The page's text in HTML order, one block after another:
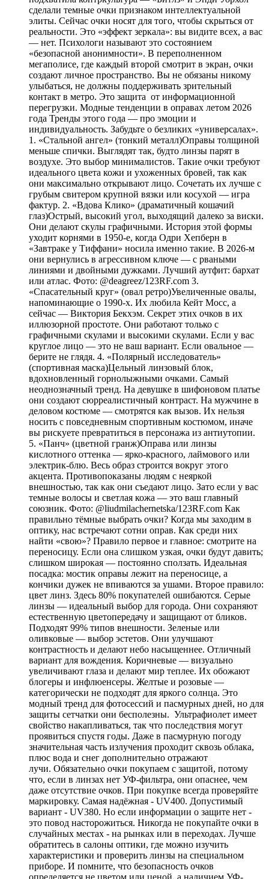
сделали темные очки признаком интеллектуальной
элиты. Сейчас очки носят для того, чтобы скрыться от
реальности. Это «эффект зеркала»: вы видите всех, а вас
— нет. Психологи называют это состоянием
«безопасной анонимности». В переполненном
мегаполисе, где каждый второй смотрит в экран, очки
создают личное пространство. Вы не обязаны никому
улыбаться, не должны поддерживать зрительный
контакт в метро. Это защита от информационной
перегрузки. Модные тенденции в оправах летом 2026
года Тренды этого года — про эмоции и
индивидуальность. Забудьте о безликих «универсалах».
1. «Стальной ангел» (тонкий металл)Оправы толщиной
меньше спички. Выглядят так, будто линзы парят в
воздухе. Это выбор минималистов. Такие очки требуют
идеального цвета кожи и ухоженных бровей, так как
они максимально открывают лицо. Сочетать их лучше с
грубым свитером крупной вязки или косухой — игра
фактур. 2. «Вдова Клико» (драматичный кошачий
глаз)Острый, высокий угол, выходящий далеко за виски.
Они делают скулы графичными. История этой формы
уходит корнями в 1950-е, когда Одри Хепберн в
«Завтраке у Тиффани» носила именно такие. В 2026-м
они вернулись в агрессивном ключе — с рваными
линиями и двойными дужками. Лучший аутфит: бархат
или атлас. Фото: @deagreez/123RF.com 3.
«Спасательный круг» (овал ретро)Увеличенные овалы,
напоминающие о 1990-х. Их любила Кейт Мосс, а
сейчас — Виктория Бекхэм. Секрет этих очков в их
иллюзорной простоте. Они работают только с
графичными скулами и высокими скулами. Если у вас
круглое лицо — это не ваш вариант. Если овальное —
берите не глядя. 4. «Полярный исследователь»
(спортивная маска)Цельный линзовый блок,
вдохновленный горнолыжными очками. Самый
неоднозначный тренд. На девушке в шифоновом платье
они создают сюрреалистичный контраст. На мужчине в
деловом костюме — смотрятся как вызов. Их нельзя
носить с повседневным спортивным костюмом, иначе
вы рискуете превратиться в персонажа из антиутопии.
5. «Панч» (цветной гранж)Оправа или линзы
кислотного оттенка — ярко-красного, лаймового или
электрик-блю. Весь образ строится вокруг этого
акцента. Противопоказаны людям с неяркой
внешностью, так как они съедают лицо. Зато если у вас
темные волосы и светлая кожа — это ваш главный
союзник. Фото: @liudmilachernetska/123RF.com Как
правильно тёмные выбрать очки? Когда мы заходим в
оптику, нас встречают сотни оправ. Как среди них
найти «свою»? Правило первое и главное: смотрите на
переносицу. Если она слишком узкая, очки будут давить;
слишком широкая — постоянно сползать. Идеальная
посадка: мостик оправы лежит на переносице, а
кончики дужек не впиваются за ушами. Второе правило:
цвет линз. Здесь 80% покупателей ошибаются. Серые
линзы — идеальный выбор для города. Они сохраняют
естественную цветопередачу и защищают от бликов.
Подходят 99% типов внешности. Зеленые или
оливковые — выбор эстетов. Они улучшают
контрастность и делают небо насыщеннее. Отличный
вариант для вождения. Коричневые — визуально
увеличивают глаза и делают мир теплее. Их обожают
блогеры и инфлюенсеры. Желтые и розовые —
категорически не подходят для яркого солнца. Это
модный тренд для фотосессий и пасмурных дней, но для
защиты сетчатки они бесполезны. Ультрафиолет имеет
свойство накапливаться, так что последствия могут
проявиться спустя годы. Даже в пасмурную погоду
значительная часть излучения проходит сквозь облака,
плюс вода и снег дополнительно отражают
лучи. Обязательно очки покупаем с защитой, потому
что, если в линзах нет УФ-фильтра, они опаснее, чем
даже отсутствие очков. При покупке всегда проверяйте
маркировку. Самая надёжная - UV400. Допустимый
вариант - UV380. Но если информации о защите нет -
это повод насторожиться. Никогда не покупайте очки в
случайных местах - на рынках или в переходах. Лучше
обратитесь в салоны оптики, где можно изучить
характеристики и проверить линзы на специальном
приборе. И помните, что безопасность очков
определяется не цветом или ценой, а наличием УФ-